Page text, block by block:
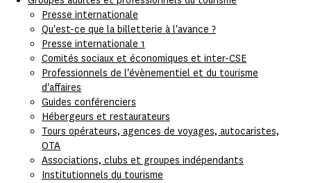
Presse internationale
Qu'est-ce que la billetterie à l'avance ?
Presse internationale 1
Comités sociaux et économiques et inter-CSE
Professionnels de l'évènementiel et du tourisme
d'affaires
Guides conférenciers
Hébergeurs et restaurateurs
Tours opérateurs, agences de voyages, autocaristes,
OTA
Associations, clubs et groupes indépendants
Institutionnels du tourisme